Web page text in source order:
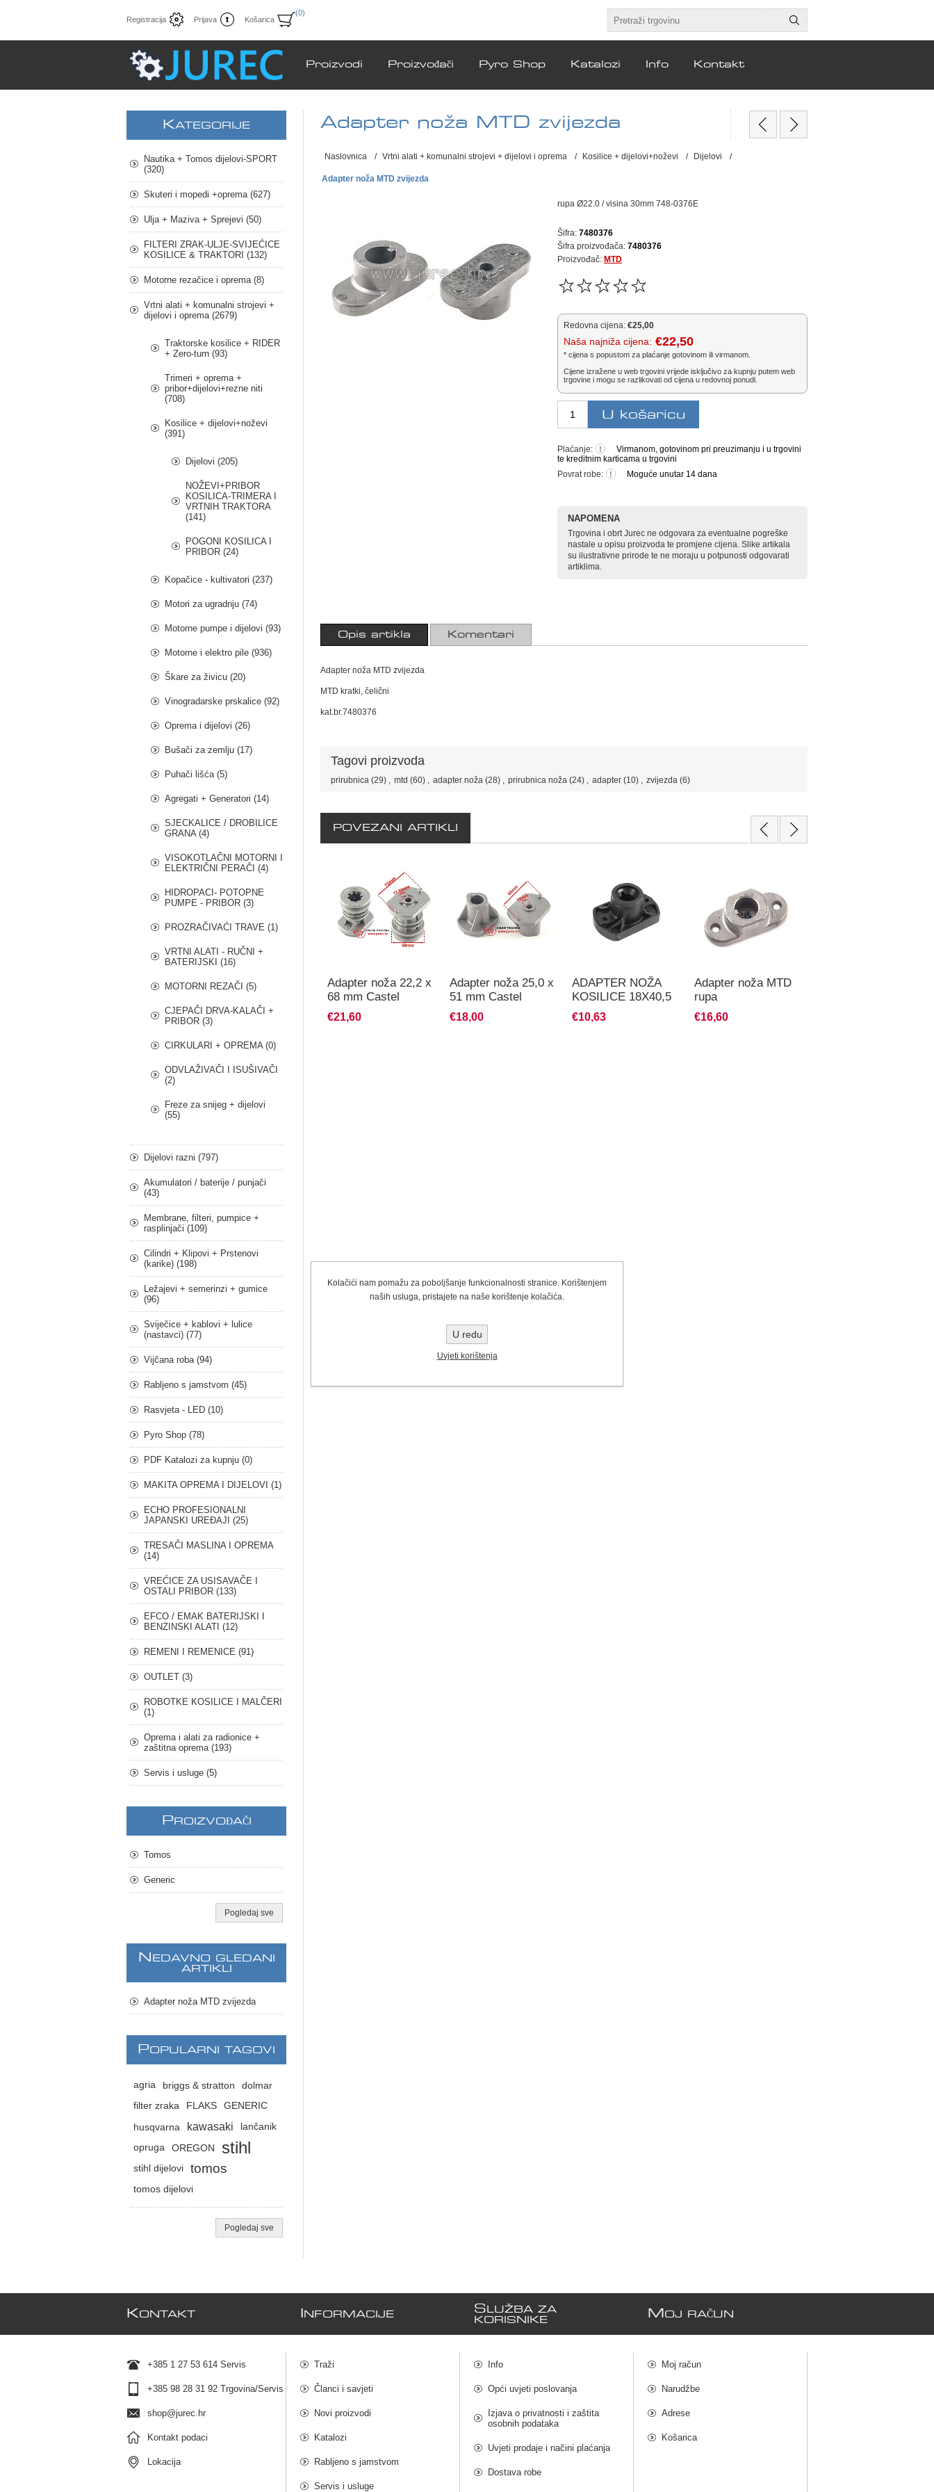
Registracija Prijava Košarica
(0)
Proizvodi Proizvođači Pyro Shop Katalozi Info Kontakt
Adapter noža MTD zvijezda
Naslovnica / Vrtni alati + komunalni strojevi + dijelovi i oprema / Kosilice + dijelovi+noževi / Dijelovi /
Adapter noža MTD zvijezda
rupa Ø22.0 / visina 30mm 748-0376E
Šifra: 7480376
Šifra proizvođača: 7480376
Proizvođač: MTD
Redovna cijena: €25,00
Naša najniža cijena: €22,50
* cijena s popustom za plaćanje gotovinom ili virmanom.
Cijene izražene u web trgovini vrijede isključivo za kupnju putem web
trgovine i mogu se razlikovati od cijena u redovnoj ponudi.
Plaćanje: !
Virmanom, gotovinom pri preuzimanju i u trgovini
te kreditnim karticama u trgovini
Povrat robe:
! Moguće unutar 14 dana
NAPOMENA
Trgovina i obrt Jurec ne odgovara za eventualne pogreške
nastale u opisu proizvoda te promjene cijena. Slike artikala
su ilustrativne prirode te ne moraju u potpunosti odgovarati
artiklima.
Opis artikla Komentari
Adapter noža MTD zvijezda
MTD kratki, čelični
kat.br.7480376
Tagovi proizvoda
prirubnica (29) , mtd (60) , adapter noža (28) , prirubnica noža (24) , adapter (10) , zvijezda (6)
POVEZANI ARTIKLI
Vijak za stezanje
Adapter noža 22,2 x
Garden
€21,38
Adapter noža 22,2 x
68 mm Castel
remenica
€21,60
Adapter noža 25,0 x
51 mm Castel
Garden
€18,00
ADAPTER NOŽA
KOSILICE 18X40,5
FI.18MM PVC CRNI
CASTEL GARDEN
€10,63
Adapter noža MTD
rupa
€16,60
KATEGORIJE
Nautika + Tomos dijelovi-SPORT
(320)
Skuteri i mopedi +oprema (627)
Ulja + Maziva + Sprejevi (50)
FILTERI ZRAK-ULJE-SVIJEĆICE
KOSILICE & TRAKTORI (132)
Motorne rezačice i oprema (8)
Vrtni alati + komunalni strojevi +
dijelovi i oprema (2679)
Traktorske kosilice + RIDER
+ Zero-turn (93)
Trimeri + oprema +
pribor+dijelovi+rezne niti
(708)
Kosilice + dijelovi+noževi
(391)
Dijelovi (205)
NOŽEVI+PRIBOR
KOSILICA-TRIMERA I
VRTNIH TRAKTORA
(141)
POGONI KOSILICA I
PRIBOR (24)
Kopačice - kultivatori (237)
Motori za ugradnju (74)
Motorne pumpe i dijelovi (93)
Motorne i elektro pile (936)
Škare za živicu (20)
Vinogradarske prskalice (92)
Oprema i dijelovi (26)
Bušači za zemlju (17)
Puhači lišća (5)
Agregati + Generatori (14)
SJECKALICE / DROBILICE
GRANA (4)
VISOKOTLAČNI MOTORNI I
ELEKTRIČNI PERAČI (4)
HIDROPACI- POTOPNE
PUMPE - PRIBOR (3)
PROZRAČIVAĆI TRAVE (1)
VRTNI ALATI - RUČNI +
BATERIJSKI (16)
MOTORNI REZAČI (5)
CJEPAČI DRVA-KALAČI +
PRIBOR (3)
CIRKULARI + OPREMA (0)
ODVLAŽIVAČI I ISUŠIVAČI
(2)
Freze za snijeg + dijelovi
(55)
Dijelovi razni (797)
Akumulatori / baterije / punjači
(43)
Membrane, filteri, pumpice +
rasplinjači (109)
Cilindri + Klipovi + Prstenovi
(karike) (198)
Ležajevi + semerinzi + gumice
(96)
Sviječice + kablovi + lulice
(nastavci) (77)
Vijčana roba (94)
Rabljeno s jamstvom (45)
Rasvjeta - LED (10)
Pyro Shop (78)
PDF Katalozi za kupnju (0)
MAKITA OPREMA I DIJELOVI (1)
ECHO PROFESIONALNI
JAPANSKI UREĐAJI (25)
TRESAČI MASLINA I OPREMA
(14)
VREĆICE ZA USISAVAČE I
OSTALI PRIBOR (133)
EFCO / EMAK BATERIJSKI I
BENZINSKI ALATI (12)
REMENI I REMENICE (91)
OUTLET (3)
ROBOTKE KOSILICE I MALČERI
(1)
Oprema i alati za radionice +
zaštitna oprema (193)
Servis i usluge (5)
PROIZVOĐAČI
Tomos
Generic
Pogledaj sve
N EDAVNO GLEDANI
ARTIKLI
Adapter noža MTD zvijezda
POPULARNI TAGOVI
agria briggs & stratton dolmar
filter zraka FLAKS GENERIC
husqvarna kawasaki
lančanik
opruga
OREGON stihl
stihl dijelovi tomos
tomos dijelovi
Pogledaj sve
KONTAKT
+385 1 27 53 614 Servis
+385 98 28 31 92 Trgovina/Servis
shop@jurec.hr
Kontakt podaci
Lokacija
NFORMACIJE
Traži
Članci i savjeti
Novi proizvodi
Katalozi
Rabljeno s jamstvom
Servis i usluge
S LUŽBA ZA
KORISNIKE
Info
Opći uvjeti poslovanja
Izjava o privatnosti i zaštita
osobnih podataka
Uvjeti prodaje i načini plaćanja
Dostava robe
M OJ RAČUN
Moj račun
Narudžbe
Adrese
Košarica
Kolačići nam pomažu za poboljšanje funkcionalnosti stranice. Korištenjem
naših usluga, pristajete na naše korištenje kolačića.
U redu
Uvjeti korištenja